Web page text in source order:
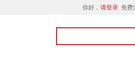
你好， 请登录 免费